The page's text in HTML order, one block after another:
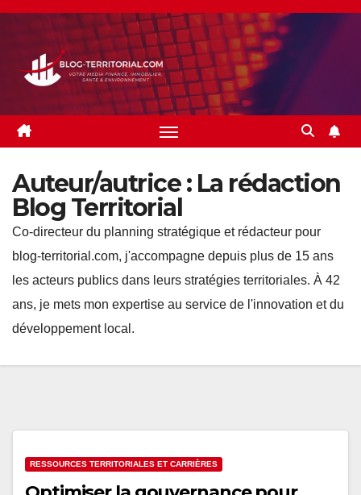
Skip
content
Auteur/autrice : La rédaction
Blog Territorial
Co-directeur du planning stratégique et rédacteur pour
blog-territorial.com, j'accompagne depuis plus de 15 ans
les acteurs publics dans leurs stratégies territoriales. À 42
ans, je mets mon expertise au service de l'innovation et du
développement local.
RESSOURCES TERRITORIALES ET CARRIÈRES